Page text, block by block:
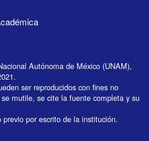
Autónoma de México (UNAM),
ser reproducidos con fines no
mutile, se cite la fuente completa y su
por escrito de la institución.